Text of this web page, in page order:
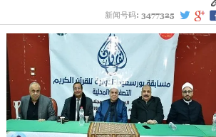
新闻号码: 3477325